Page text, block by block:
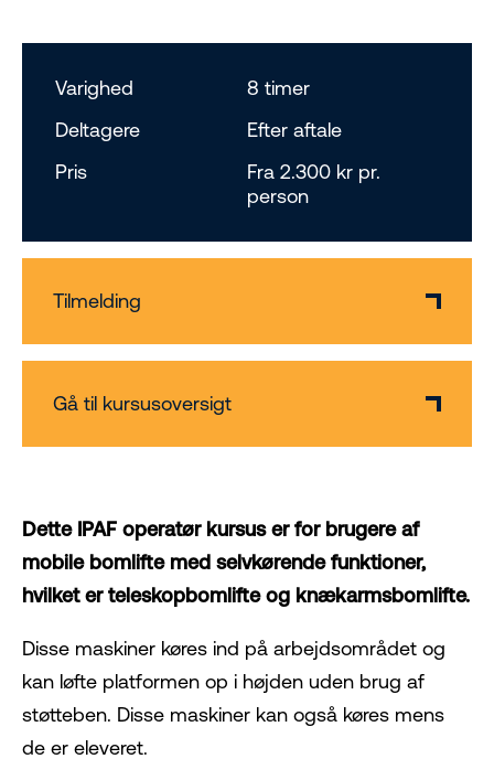
Varighed
8 timer
Deltagere
Efter aftale
Pris
Fra 2.300 kr pr.
person
Tilmelding
Gå til kursusoversigt
Dette IPAF operatør kursus er for brugere af
mobile bomlifte med selvkørende funktioner,
hvilket er teleskopbomlifte og knækarmsbomlifte.
Disse maskiner køres ind på arbejdsområdet og
kan løfte platformen op i højden uden brug af
støtteben. Disse maskiner kan også køres mens
de er eleveret.